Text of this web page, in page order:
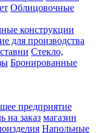
Облицовочные
конструкции
для производства
Стекло,
Бронированные
предприятие
на заказ магазин
Напольные